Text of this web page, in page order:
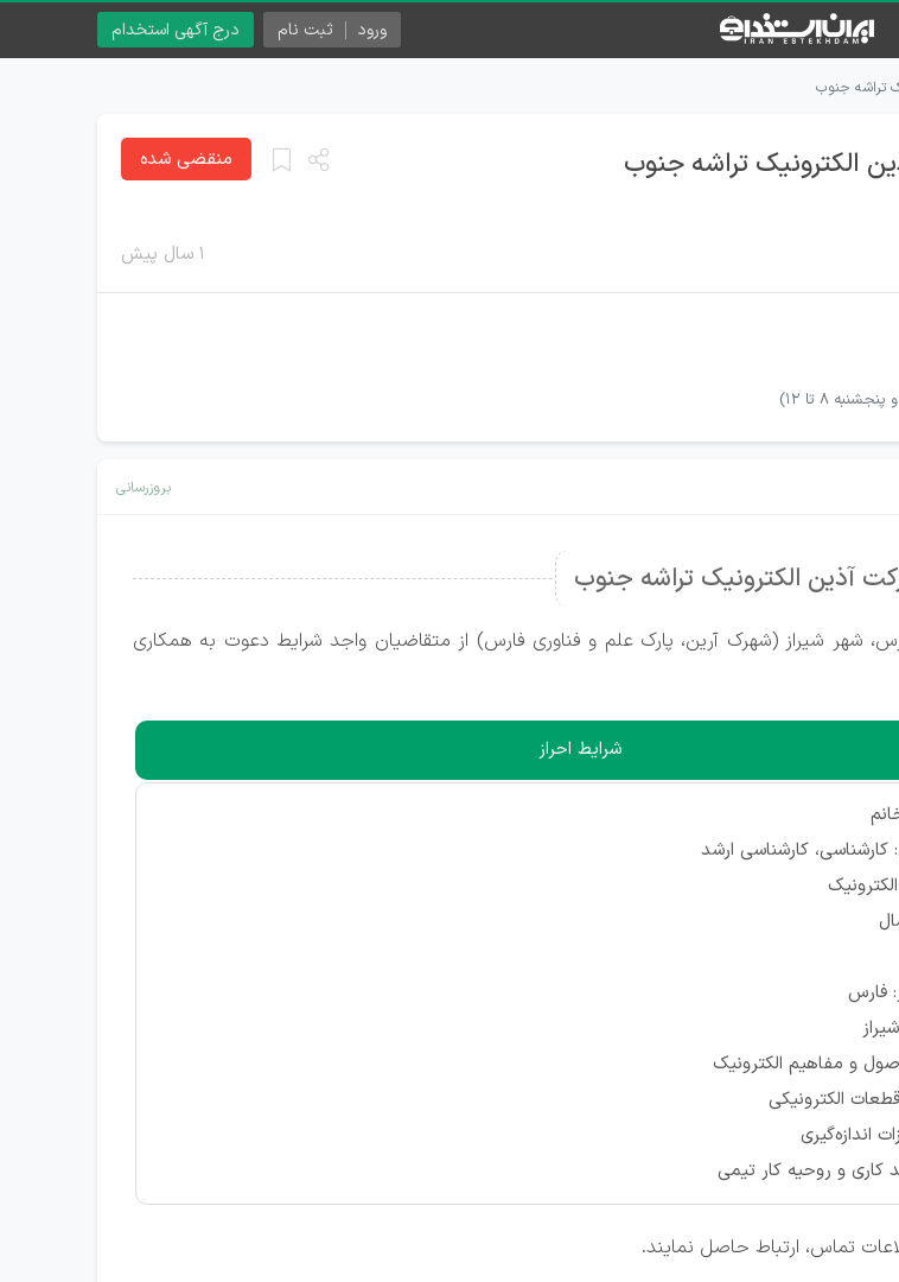
درج آگهی استخدام ورود ثبت نام
تراشه جنوب
الکترونیک تراشه جنوب
۱ سال پیش
منقضی شده
بروزرسانی
آذین الکترونیک تراشه جنوب
شهر شیراز (شهرک آرین، پارک علم و فناوری فارس) از متقاضیان واجد شرایط دعوت به همکاری
شرایط احراز
کارشناسی ارشد
فارس
و مفاهیم الکترونیک
الکترونیکی
اندازه‌گیری
کاری و روحیه کار تیمی
تماس، ارتباط حاصل نمایند.